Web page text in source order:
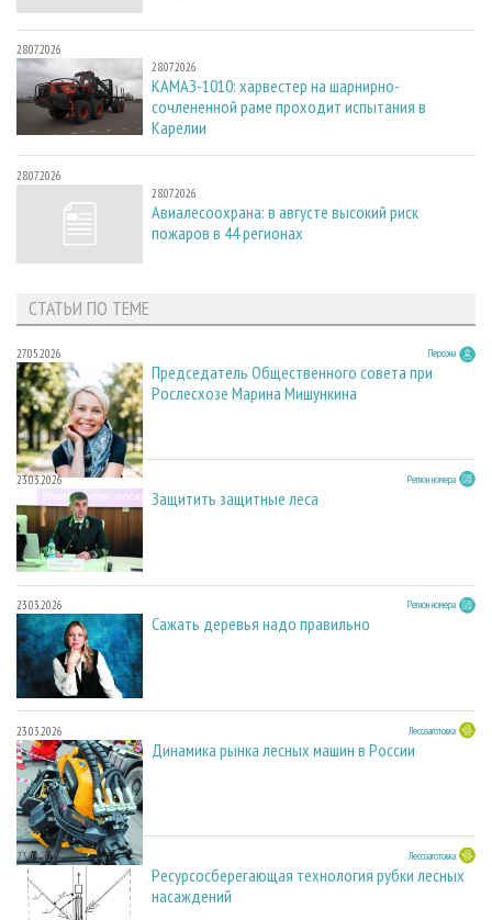
28.07.2026
28.07.2026
КАМАЗ-1010: харвестер на шарнирно-
сочлененной раме проходит испытания в
Карелии
28.07.2026
28.07.2026
Авиалесоохрана: в августе высокий риск
пожаров в 44 регионах
СТАТЬИ ПО ТЕМЕ
27.05.2026 Персона
Председатель Общественного совета при
Рослесхозе Марина Мишункина
23.03.2026 Регион номера
Защитить защитные леса
23.03.2026 Регион номера
Сажать деревья надо правильно
23.03.2026 Лесозаготовка
Динамика рынка лесных машин в России
23.03.2026 Лесозаготовка
Ресурсосберегающая технология рубки лесных
насаждений